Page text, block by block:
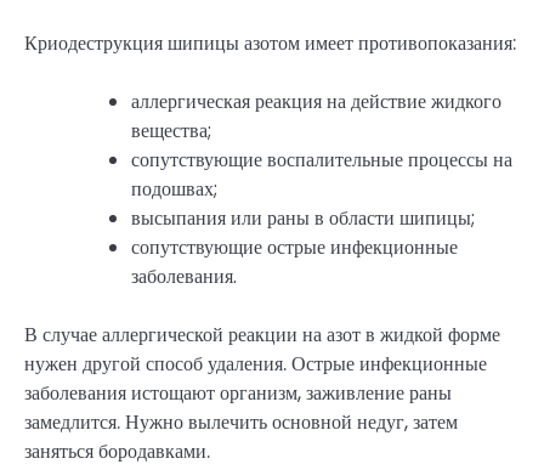
Криодеструкция шипицы азотом имеет противопоказания:
аллергическая реакция на действие жидкого
вещества;
сопутствующие воспалительные процессы на
подошвах;
высыпания или раны в области шипицы;
сопутствующие острые инфекционные
заболевания.
В случае аллергической реакции на азот в жидкой форме
нужен другой способ удаления. Острые инфекционные
заболевания истощают организм, заживление раны
замедлится. Нужно вылечить основной недуг, затем
заняться бородавками.